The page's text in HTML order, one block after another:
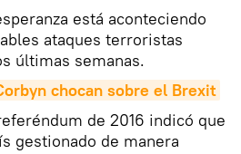
está aconteciendo
ataques terroristas
últimas semanas.
chocan sobre el Brexit
de 2016 indicó que
gestionado de manera